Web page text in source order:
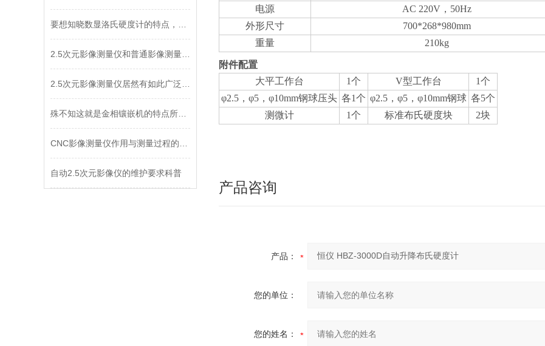
自动2.5次元影像仪的维护要求科普
电源
AC 220V，50Hz
外形尺寸
700*268*980mm
重量
210kg
附件配置
大平工作台
1个 V型工作台
1个
φ2.5，φ5，φ10mm钢球压头 各1个 φ2.5，φ5，φ10mm钢球 各5个
测微计
1个 标准布氏硬度块 2块
产品咨询
产品：
您的单位：
您的姓名：